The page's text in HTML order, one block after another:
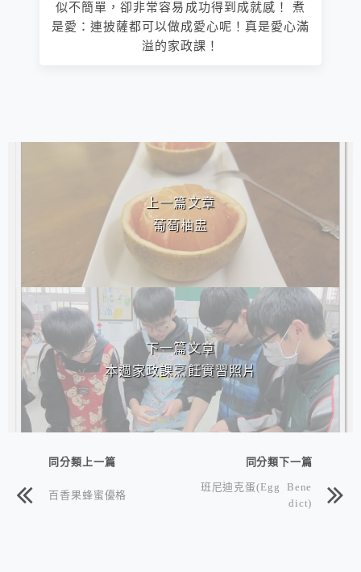
似不簡單，卻非常容易成功得到成就感！ 煮
是愛：連披薩都可以做成愛心呢！真是愛心滿
溢的家政課！
上一篇文章
葡萄柚盅
下一篇文章
本週家政課烹飪實習照片
同分類上一篇
百香果蜂蜜優格
同分類下一篇
班尼迪克蛋(Egg Bene
dict)